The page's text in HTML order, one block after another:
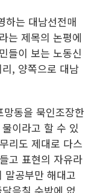
하는 대남선전매
는 제목의 논평에
들이 보는 노동신
, 양쪽으로 대남
동을 묵인조장한
이라고 할 수 있
리도 제대로 다스
고 표현의 자유라
말공부만 해대고